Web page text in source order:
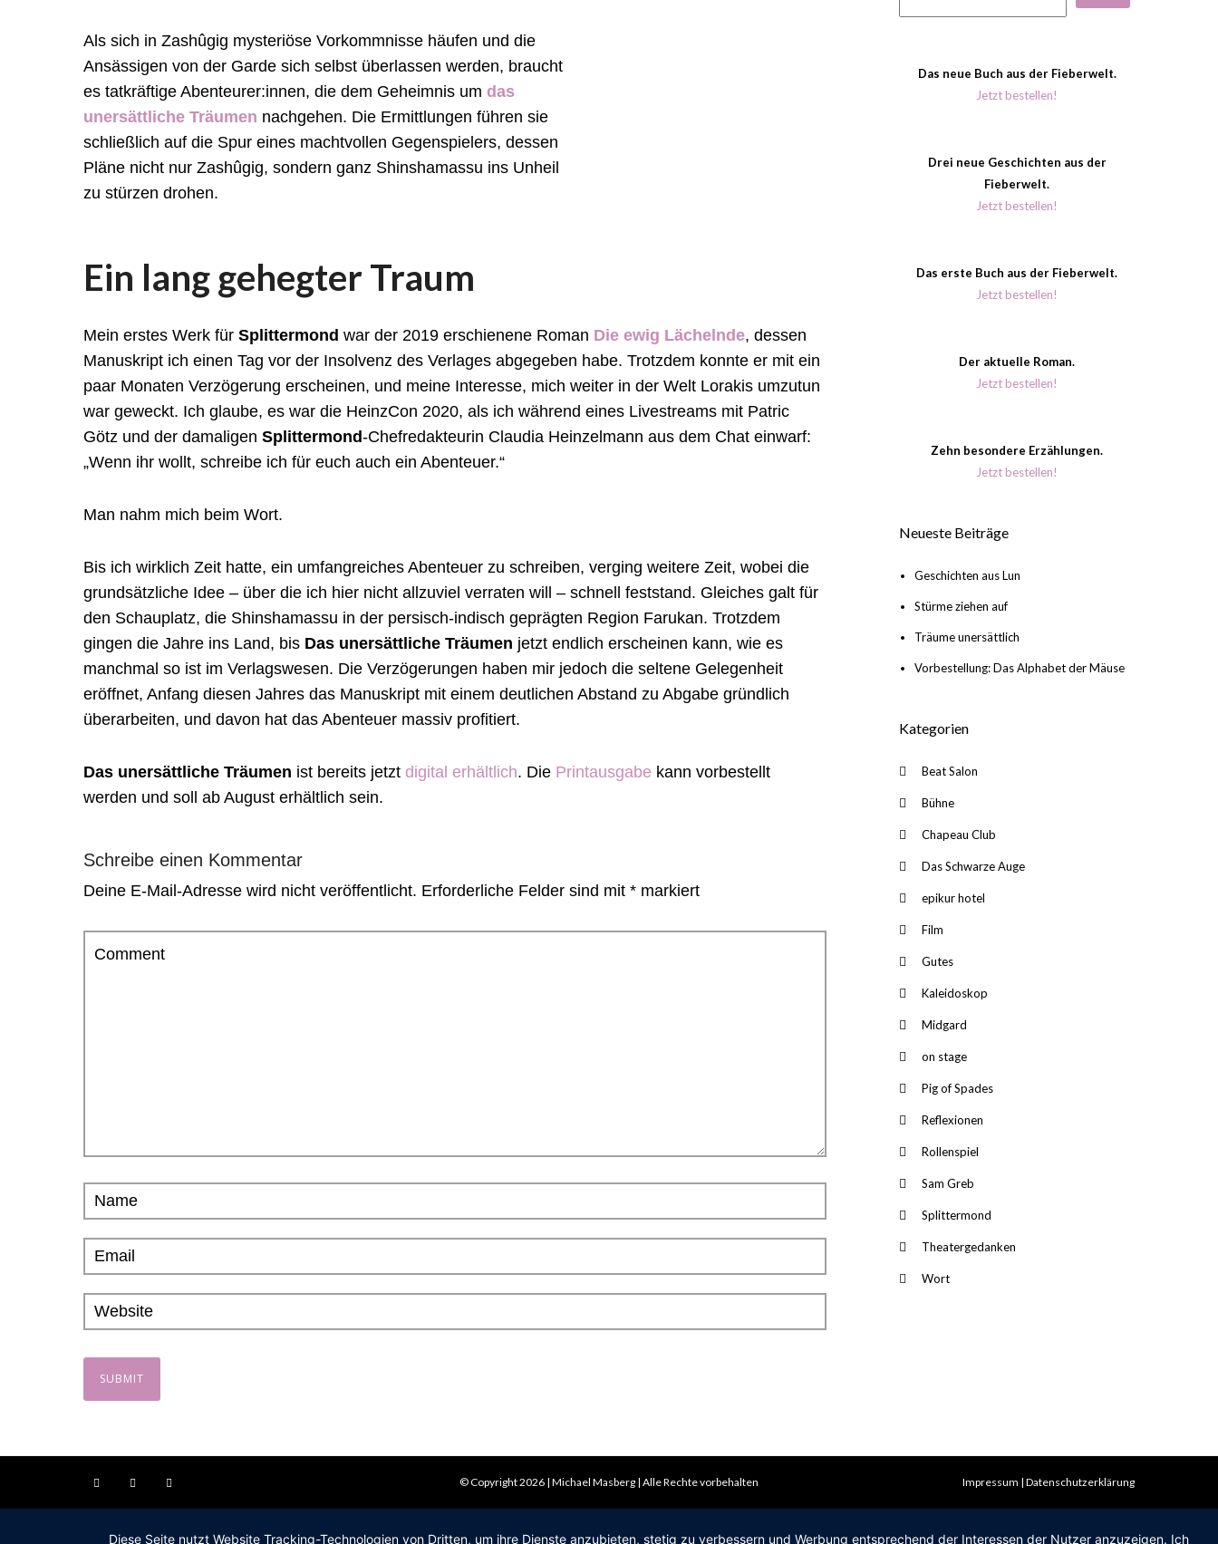
Als sich in Zashûgig mysteriöse Vorkommnisse häufen und die
Ansässigen von der Garde sich selbst überlassen werden, braucht
es tatkräftige Abenteurer:innen, die dem Geheimnis um das
unersättliche Träumen nachgehen. Die Ermittlungen führen sie
schließlich auf die Spur eines machtvollen Gegenspielers, dessen
Pläne nicht nur Zashûgig, sondern ganz Shinshamassu ins Unheil
zu stürzen drohen.
Ein lang gehegter Traum
Mein erstes Werk für Splittermond war der 2019 erschienene Roman Die ewig Lächelnde, dessen
Manuskript ich einen Tag vor der Insolvenz des Verlages abgegeben habe. Trotzdem konnte er mit ein
paar Monaten Verzögerung erscheinen, und meine Interesse, mich weiter in der Welt Lorakis umzutun
war geweckt. Ich glaube, es war die HeinzCon 2020, als ich während eines Livestreams mit Patric
Götz und der damaligen Splittermond-Chefredakteurin Claudia Heinzelmann aus dem Chat einwarf:
„Wenn ihr wollt, schreibe ich für euch auch ein Abenteuer.“
Man nahm mich beim Wort.
Bis ich wirklich Zeit hatte, ein umfangreiches Abenteuer zu schreiben, verging weitere Zeit, wobei die
grundsätzliche Idee – über die ich hier nicht allzuviel verraten will – schnell feststand. Gleiches galt für
den Schauplatz, die Shinshamassu in der persisch-indisch geprägten Region Farukan. Trotzdem
gingen die Jahre ins Land, bis Das unersättliche Träumen jetzt endlich erscheinen kann, wie es
manchmal so ist im Verlagswesen. Die Verzögerungen haben mir jedoch die seltene Gelegenheit
eröffnet, Anfang diesen Jahres das Manuskript mit einem deutlichen Abstand zu Abgabe gründlich
überarbeiten, und davon hat das Abenteuer massiv profitiert.
Das unersättliche Träumen ist bereits jetzt digital erhältlich. Die Printausgabe kann vorbestellt
werden und soll ab August erhältlich sein.
Schreibe einen Kommentar
Deine E-Mail-Adresse wird nicht veröffentlicht. Erforderliche Felder sind mit * markiert
Das neue Buch aus der Fieberwelt.
Jetzt bestellen!
Drei neue Geschichten aus der
Fieberwelt.
Jetzt bestellen!
Das erste Buch aus der Fieberwelt.
Jetzt bestellen!
Der aktuelle Roman.
Jetzt bestellen!
Zehn besondere Erzählungen.
Jetzt bestellen!
Neueste Beiträge
Geschichten aus Lun
Stürme ziehen auf
Träume unersättlich
Vorbestellung: Das Alphabet der Mäuse
Kategorien
Beat Salon
Bühne
Chapeau Club
Das Schwarze Auge
epikur hotel
Film
Gutes
Kaleidoskop
Midgard
on stage
Pig of Spades
Reflexionen
Rollenspiel
Sam Greb
Splittermond
Theatergedanken
Wort
© Copyright 2026 | Michael Masberg | Alle Rechte vorbehalten Impressum Datenschutzerklärung
Diese Seite nutzt Website Tracking-Technologien von Dritten, um ihre Dienste anzubieten, stetig zu verbessern und Werbung entsprechend der Interessen der Nutzer anzuzeigen. Ich